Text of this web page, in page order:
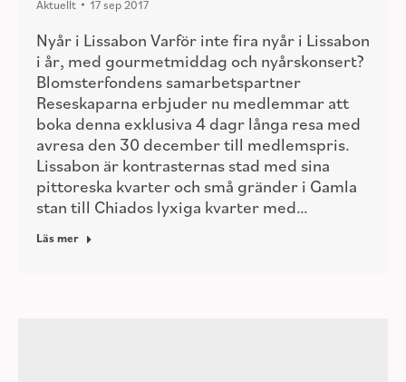
Aktuellt 17 sep 2017
Nyår i Lissabon Varför inte fira nyår i Lissabon
i år, med gourmetmiddag och nyårskonsert?
Blomsterfondens samarbetspartner
Reseskaparna erbjuder nu medlemmar att
boka denna exklusiva 4 dagr långa resa med
avresa den 30 december till medlemspris.
Lissabon är kontrasternas stad med sina
pittoreska kvarter och små gränder i Gamla
stan till Chiados lyxiga kvarter med…
Läs mer